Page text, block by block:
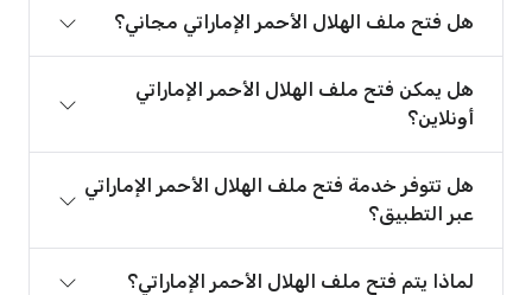
هل فتح ملف الهلال الأحمر الإماراتي مجاني؟
هل يمكن فتح ملف الهلال الأحمر الإماراتي
أونلاين؟
هل تتوفر خدمة فتح ملف الهلال الأحمر الإماراتي
عبر التطبيق؟
لماذا يتم فتح ملف الهلال الأحمر الإماراتي؟